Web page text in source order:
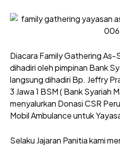
Diacara Family Gathering As-
dihadiri oleh pimpinan Bank
langsung dihadiri Bp. Jeffry
3 Jawa 1 BSM ( Bank Syariah
menyalurkan Donasi CSR
Mobil Ambulance untuk
Selaku Jajaran Panitia kami